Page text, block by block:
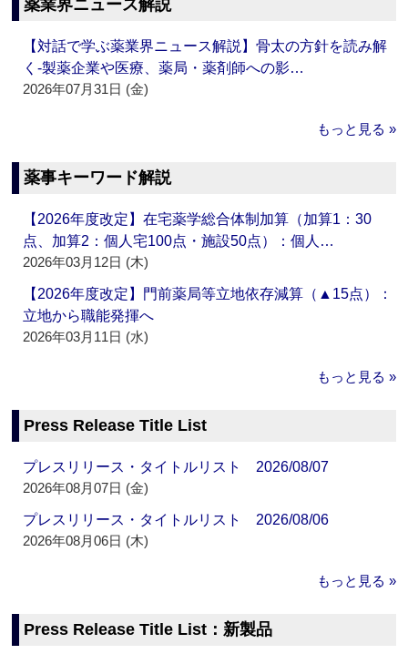
薬業界ニュース解説
【対話で学ぶ薬業界ニュース解説】骨太の方針を読み解
く‐製薬企業や医療、薬局・薬剤師への影…
2026年07月31日 (金)
もっと見る »
薬事キーワード解説
【2026年度改定】在宅薬学総合体制加算（加算1：30
点、加算2：個人宅100点・施設50点）：個人…
2026年03月12日 (木)
【2026年度改定】門前薬局等立地依存減算（▲15点）：
立地から職能発揮へ
2026年03月11日 (水)
もっと見る »
Press Release Title List
プレスリリース・タイトルリスト 2026/08/07
2026年08月07日 (金)
プレスリリース・タイトルリスト 2026/08/06
2026年08月06日 (木)
もっと見る »
Press Release Title List：新製品